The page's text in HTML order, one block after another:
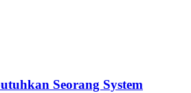
Seorang System